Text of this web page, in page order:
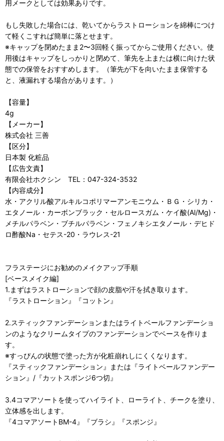
用メークとしては効果ありです。
もし失敗した場合には、乾いてからラストローションを綿棒につけ
て軽くこすれば簡単に落とせます。
※キャップを閉めたまま2〜3回軽く振ってからご使用ください。使
用後はキャップをしっかりと閉めて、筆先を上または横に向けた状
態での保管をおすすめします。（筆先が下を向いたまま保管する
と、液漏れする場合があります。）
【容量】
4g
【メーカー】
株式会社 三善
【区分】
日本製 化粧品
【広告文責】
有限会社ホクシン TEL：047-324-3532
【内容成分】
水・アクリル酸アルキルコポリマーアンモニウム・ＢＧ・シリカ・
エタノール・カーボンブラック・セルロースガム・ケイ酸(Al/Mg)・
メチルパラベン・ブチルパラベン・フェノキシエタノール・デヒド
ロ酢酸Na・セテス-20・ラウレス-21
フラステージにお勧めのメイクアップ手順
[ベースメイク編]
1.まずはラストローションで顔の皮脂や汗を拭き取ります。
『ラストローション』『コットン』
2.スティックファンデーションまたはライトベールファンデーショ
ンのようなクリームタイプのファンデーションでベースを作りま
す。
※すっぴんの状態で塗った方が化粧崩れしにくくなります。
『スティックファンデーション』または『ライトベールファンデー
ション』/『カットスポンジ6つ切』
3.4コマアソートを使ってハイライト、ローライト、チークを塗り、
立体感を出します。
『4コマアソートBM-4』『ブラシ』『スポンジ』